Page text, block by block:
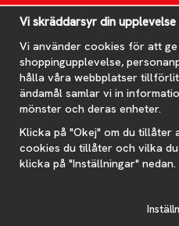
Om oss
FAQ
Nyheter
Nyhetsbrev
Om cookies
Prenumerera på nyhetsbrevet för våra
nyheter!
E-
postadress
Vi skräddarsyr din upplevelse
Vi använder cookies för att
shoppingupplevelse,
hålla våra webbplatser
ändamål samlar vi in
mönster och deras enheter.
Klicka på "Okej" om du
cookies du tillåter och vilka
klicka på "Inställningar" nedan.